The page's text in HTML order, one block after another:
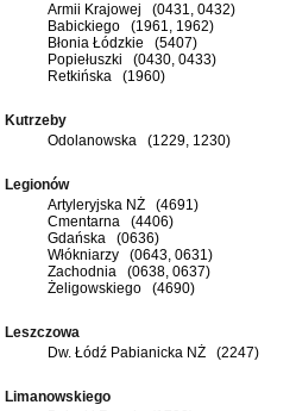
Armii Krajowej (0431, 0432)
Babickiego (1961, 1962)
Błonia Łódzkie (5407)
Popiełuszki (0430, 0433)
Retkińska (1960)
Kutrzeby
Odolanowska (1229, 1230)
Legionów
Artyleryjska NŻ (4691)
Cmentarna (4406)
Gdańska (0636)
Włókniarzy (0643, 0631)
Zachodnia (0638, 0637)
Żeligowskiego (4690)
Leszczowa
Dw. Łódź Pabianicka NŻ (2247)
Limanowskiego